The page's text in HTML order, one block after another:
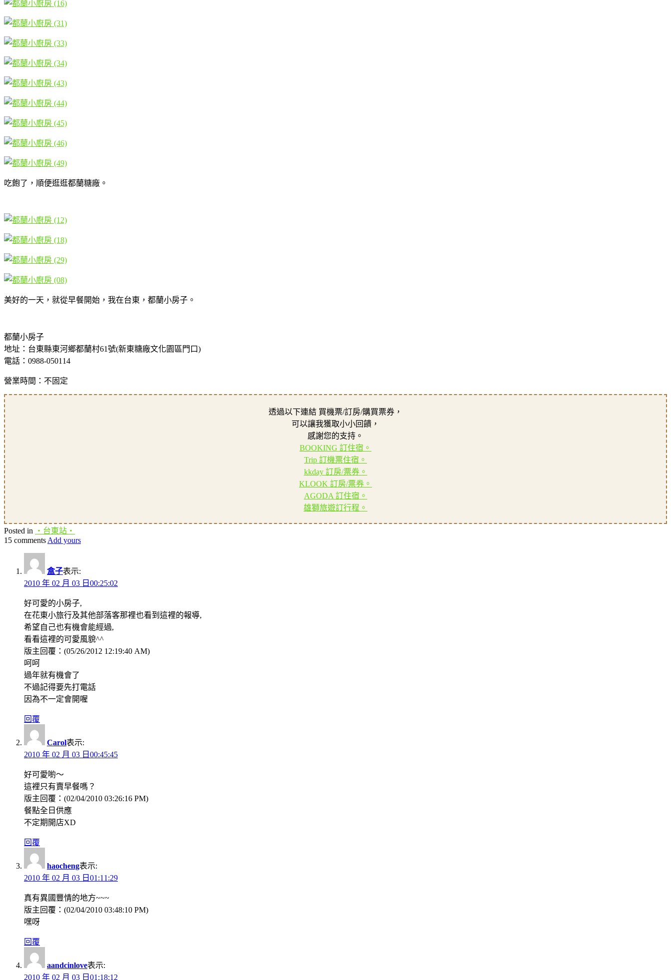
吃飽了，順便逛逛都蘭糖廠。
美好的一天，就從早餐開始，我在台東，都蘭小房子。
都蘭小房子
地址：台東縣東河鄉都蘭村61號(新東糖廠文化園區門口)
電話：0988-050114
營業時間：不固定
透過以下連結 買機票/訂房/購買票券，
可以讓我獲取小小回饋，
感謝您的支持。
BOOKING 訂住宿。
Trip 訂機票住宿。
kkday 訂房/票券。
KLOOK 訂房/票券。
AGODA 訂住宿。
雄獅旅遊訂行程。
Posted in
‧台東站‧
15 comments Add yours
盒子表示:
2010 年 02 月 03 日00:25:02
好可愛的小房子,
在花東小旅行及其他部落客那裡也看到這裡的報導,
希望自己也有機會能經過,
看看這裡的可愛風貌^^
版主回覆：(05/26/2012 12:19:40 AM)
呵呵
過年就有機會了
不過記得要先打電話
因為不一定會開喔
回覆
Carol表示:
2010 年 02 月 03 日00:45:45
好可愛喲～
這裡只有賣早餐嗎？
版主回覆：(02/04/2010 03:26:16 PM)
餐點全日供應
不定期開店XD
回覆
haocheng表示:
2010 年 02 月 03 日01:11:29
真有異國豐情的地方~~~
版主回覆：(02/04/2010 03:48:10 PM)
嘿呀
回覆
aandcinlove表示:
2010 年 02 月 03 日01:18:12